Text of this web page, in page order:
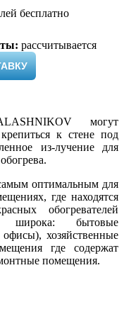
бесплатно
рассчитывается
могут
к стене под
из-лучение для
оптимальным для
где находятся
обогревателей
широка: бытовые
хозяйственные
где содержат
помещения.